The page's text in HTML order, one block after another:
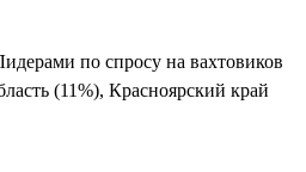
по спросу на вахтовиков
(11%), Красноярский край